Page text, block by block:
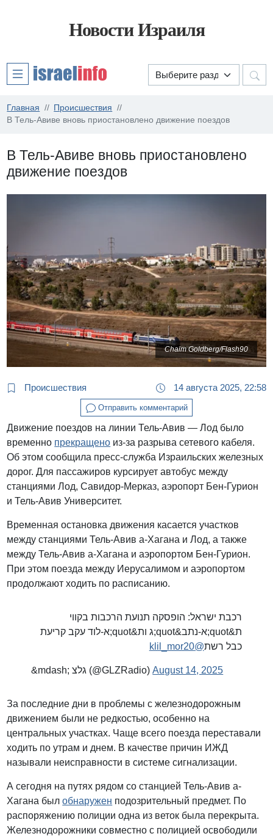
Новости Израиля
Главная
Происшествия
В Тель-Авиве вновь приостановлено движение поездов
В Тель-Авиве вновь приостановлено
движение поездов
Chaim Goldberg/Flash90
Происшествия 14 августа 2025, 22:58
Отправить комментарий
Движение поездов на линии Тель-Авив — Лод было
временно прекращено из-за разрыва сетевого кабеля.
Об этом сообщила пресс-служба Израильских железных
дорог. Для пассажиров курсирует автобус между
станциями Лод, Савидор-Мерказ, аэропорт Бен-Гурион
и Тель-Авив Университет.
Временная остановка движения касается участков
между станциями Тель-Авив а-Хагана и Лод, а также
между Тель-Авив а-Хагана и аэропортом Бен-Гурион.
При этом поезда между Иерусалимом и аэропортом
продолжают ходить по расписанию.
רכבת ישראל: הופסקה תנועת הרכבות בקווי
ת&quot;א-נתב&quot;ג ות&quot;א-לוד עקב קריעת
כבל רשת@klil_mor20
&mdash; גלצ (@GLZRadio)August 14, 2025
За последние дни в проблемы с железнодорожным
движением были не редкостью, особенно на
центральных участках. Чаще всего поезда переставали
ходить по утрам и днем. В качестве причин ИЖД
называли неисправности в системе сигнализации.
А сегодня на путях рядом со станцией Тель-Авив а-
Хагана былобнаружен подозрительный предмет. По
распоряжению полиции одна из веток была перекрыта.
Железнодорожники совместно с полицией освободили